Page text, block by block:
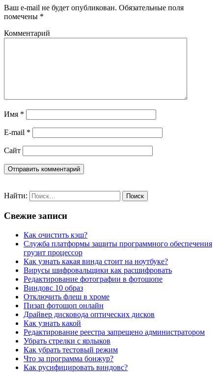
Ваш e-mail не будет опубликован. Обязательные поля
помечены *
Комментарий
Имя *
E-mail *
Сайт
Найти:
Свежие записи
Как очистить кэш?
Служба платформы защиты программного обеспечения
грузит процессор
Как узнать какая винда стоит на ноутбуке?
Вирусы шифровальщики как расшифровать
Редактирование фотографии в фотошопе
Виндовс 10 образ
Отключить флеш в хроме
Пизап фотошоп онлайн
Драйвер дисковода оптических дисков
Как узнать какой
Редактирование реестра запрещено администратором
Убрать стрелки с ярлыков
Как убрать тестовый режим
Что за программа бонжур?
Как русифицировать виндовс?